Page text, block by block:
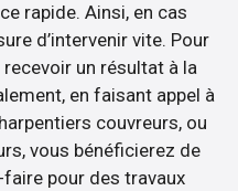
rapide. Ainsi, en cas
d’intervenir vite. Pour
un résultat à la
en faisant appel à
couvreurs, ou
vous bénéficierez de
pour des travaux